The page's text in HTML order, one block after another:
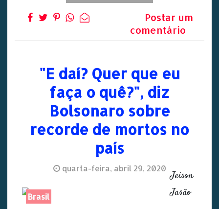
Postar um
comentário
"E daí? Quer que eu
faça o quê?", diz
Bolsonaro sobre
recorde de mortos no
país
quarta-feira, abril 29, 2020
Brasil
Jeison
Jasão